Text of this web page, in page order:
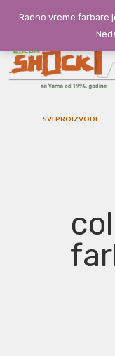
SVI PROIZVODI
Radno vreme farbare